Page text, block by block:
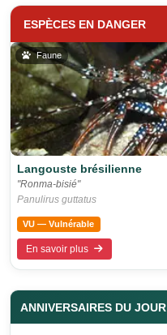
ESPÈCES EN DANGER
Faune
Langouste brésilienne
"Ronma-bisié"
Panulirus guttatus
VU — Vulnérable
En savoir plus
ANNIVERSAIRES DU JOUR